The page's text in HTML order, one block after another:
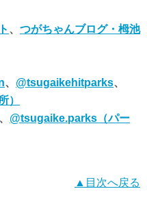
、 つがちゃんブログ・栂池
、 @tsugaikehitparks、
）
、 @tsugaike.parks（パー
▲目次へ戻る